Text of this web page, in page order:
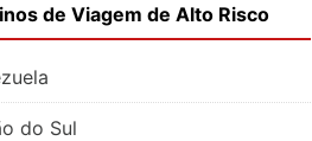
de Viagem de Alto Risco
do Sul